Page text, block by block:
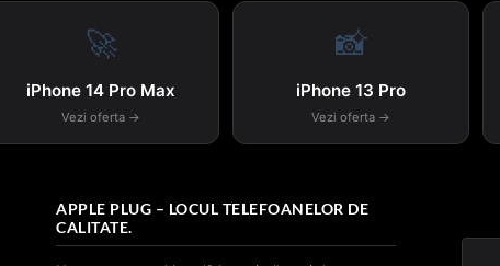
🚀
iPhone 14 Pro Max
Vezi oferta →
📸
iPhone 13 Pro
Vezi oferta →
APPLE PLUG – LOCUL TELEFOANELOR DE
CALITATE.